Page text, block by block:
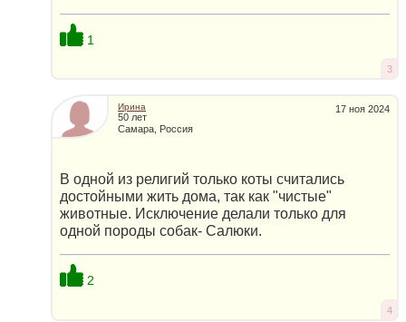
1
3
17 ноя 2024
Ирина
50 лет
Самара, Россия
В одной из религий только коты считались
достойными жить дома, так как "чистые"
животные. Исключение делали только для
одной породы собак- Салюки.
2
4